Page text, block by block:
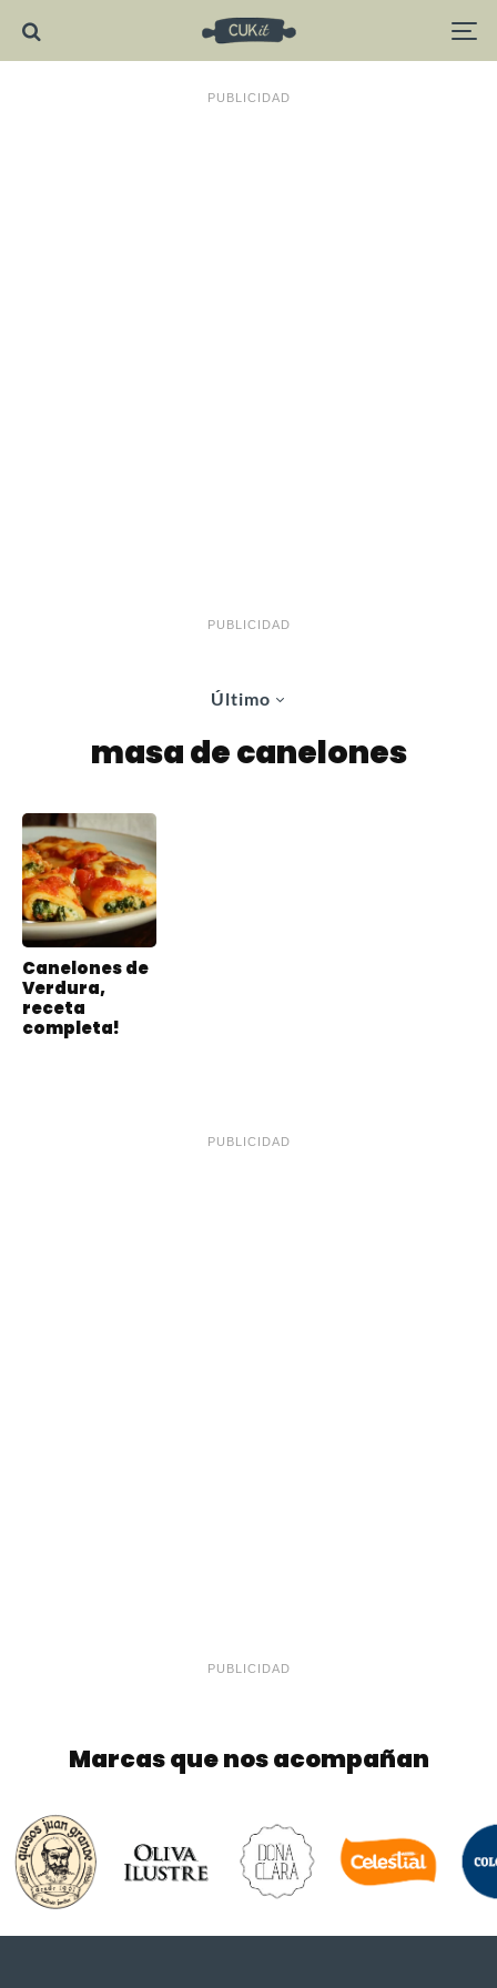
PUBLICIDAD
PUBLICIDAD
Último
masa de canelones
Canelones de
Verdura,
receta
completa!
PUBLICIDAD
PUBLICIDAD
Marcas que nos acompañan